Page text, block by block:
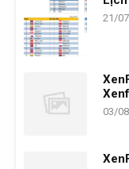
21/
03/